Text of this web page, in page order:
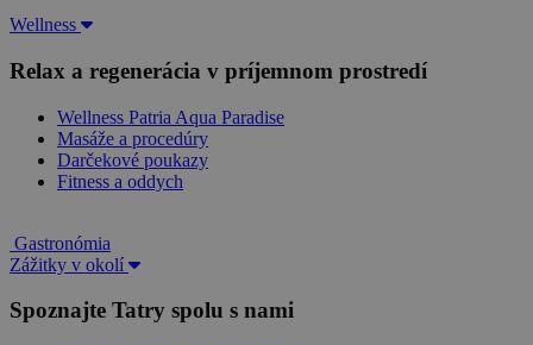
Wellness
Relax a regenerácia v príjemnom prostredí
Wellness Patria Aqua Paradise
Masáže a procedúry
Darčekové poukazy
Fitness a oddych
Gastronómia
Zážitky v okolí
Spoznajte Tatry spolu s nami